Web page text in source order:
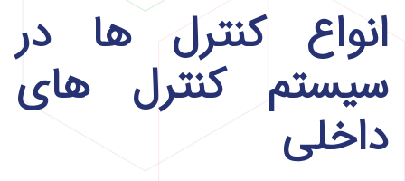
انواع کنترل ها در
سیستم کنترل های
داخلی